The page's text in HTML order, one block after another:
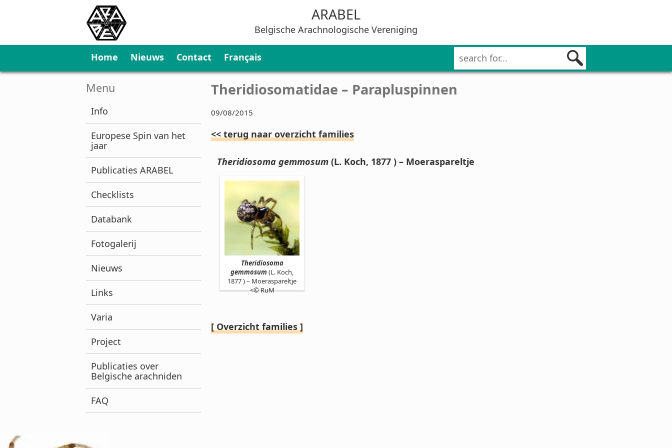
ARABEL
Belgische Arachnologische Vereniging
Home Nieuws Contact Français
Menu
Info
Europese Spin van het
jaar
Publicaties ARABEL
Checklists
Databank
Fotogalerij
Nieuws
Links
Varia
Project
Publicaties over
Belgische arachniden
FAQ
Theridiosomatidae – Parapluspinnen
09/08/2015
<< terug naar overzicht families
Theridiosoma gemmosum (L. Koch, 1877 ) – Moeraspareltje
Theridiosoma
gemmosum (L. Koch,
1877 ) – Moeraspareltje
<© RuM
[ Overzicht families ]